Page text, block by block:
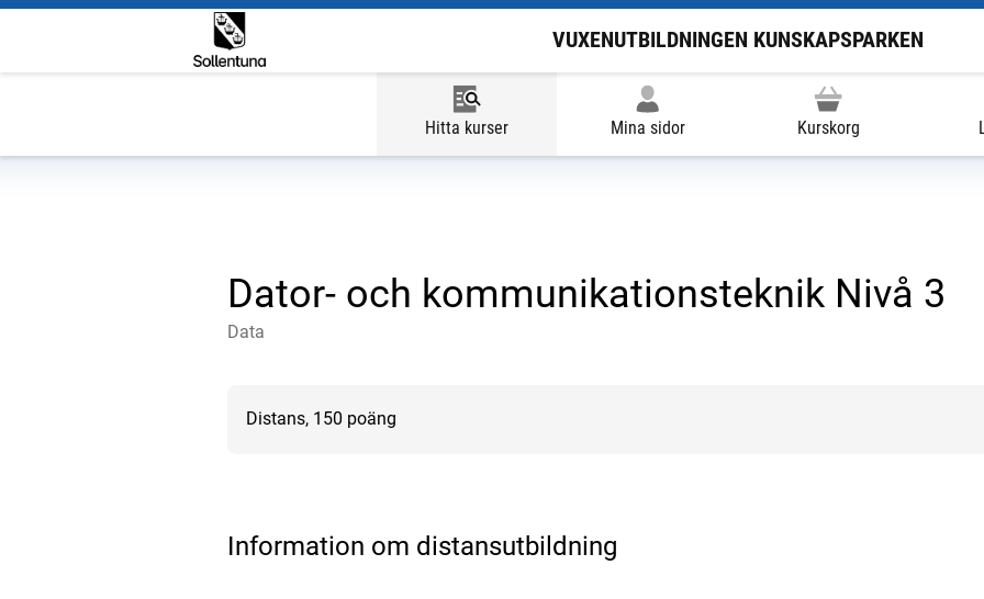
VUXENUTBILDNINGEN KUNSKAPSPARKEN
Hitta kurser Mina sidor Kurskorg
Dator- och kommunikationsteknik Nivå 3
Data
Distans, 150 poäng
Information om distansutbildning